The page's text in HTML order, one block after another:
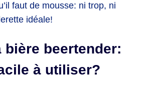
faut de mousse: ni trop, ni
idéale!
bière beertender:
à utiliser?